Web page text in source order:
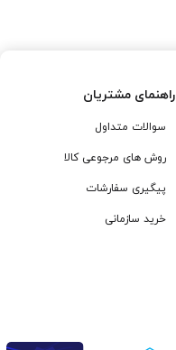
راهنمای مشتریان
سوالات متداول
روش های مرجوعی کالا
پیگیری سفارشات
خرید سازمانی